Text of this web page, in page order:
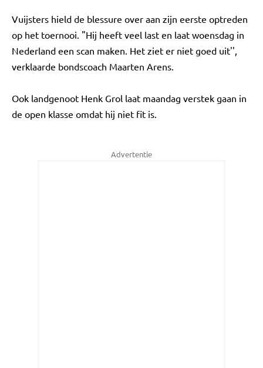
Vuijsters hield de blessure over aan zijn eerste optreden
op het toernooi. "Hij heeft veel last en laat woensdag in
Nederland een scan maken. Het ziet er niet goed uit'',
verklaarde bondscoach Maarten Arens.
Ook landgenoot Henk Grol laat maandag verstek gaan in
de open klasse omdat hij niet fit is.
Advertentie